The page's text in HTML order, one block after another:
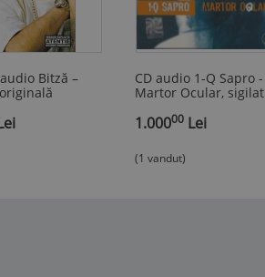
Bitză ‎–
CD audio 1-Q Sapro -
Martor Ocular, sigilat
1.00000Lei
(1 vandut)